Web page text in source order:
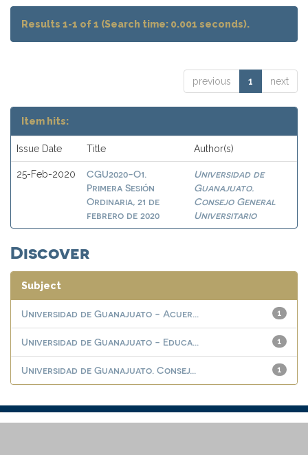
Results 1-1 of 1 (Search time: 0.001 seconds).
previous 1 next
Item hits:
Issue Date Title Author(s)
25-Feb-2020
CGU2020-O1.
Primera Sesión
Ordinaria, 21 de
febrero de 2020
Universidad de
Guanajuato.
Consejo General
Universitario
Discover
Subject
1
Universidad de Guanajuato - Acuer...
1
Universidad de Guanajuato - Educa...
1
Universidad de Guanajuato. Consej...